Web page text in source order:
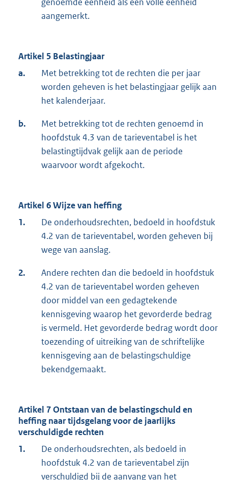
aangemerkt.
Artikel 5 Belastingjaar
a.
Met betrekking tot de rechten die per jaar
worden geheven is het belastingjaar gelijk aan
het kalenderjaar.
b.
Met betrekking tot de rechten genoemd in
hoofdstuk 4.3 van de tarieventabel is het
belastingtijdvak gelijk aan de periode
waarvoor wordt afgekocht.
Artikel 6 Wijze van heffing
1.
De onderhoudsrechten, bedoeld in hoofdstuk
4.2 van de tarieventabel, worden geheven bij
wege van aanslag.
2.
Andere rechten dan die bedoeld in hoofdstuk
4.2 van de tarieventabel worden geheven
door middel van een gedagtekende
kennisgeving waarop het gevorderde bedrag
is vermeld. Het gevorderde bedrag wordt door
toezending of uitreiking van de schriftelijke
kennisgeving aan de belastingschuldige
bekendgemaakt.
Artikel 7 Ontstaan van de belastingschuld en
heffing naar tijdsgelang voor de jaarlijks
verschuldigde rechten
1.
De onderhoudsrechten, als bedoeld in
hoofdstuk 4.2 van de tarieventabel zijn
verschuldigd bij de aanvang van het